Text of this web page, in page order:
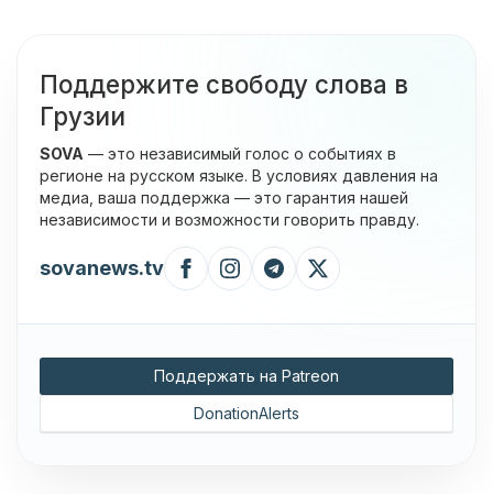
Поддержите свободу слова в
Грузии
SOVA — это независимый голос о событиях в
регионе на русском языке. В условиях давления на
медиа, ваша поддержка — это гарантия нашей
независимости и возможности говорить правду.
sovanews.tv
Поддержать на Patreon
DonationAlerts